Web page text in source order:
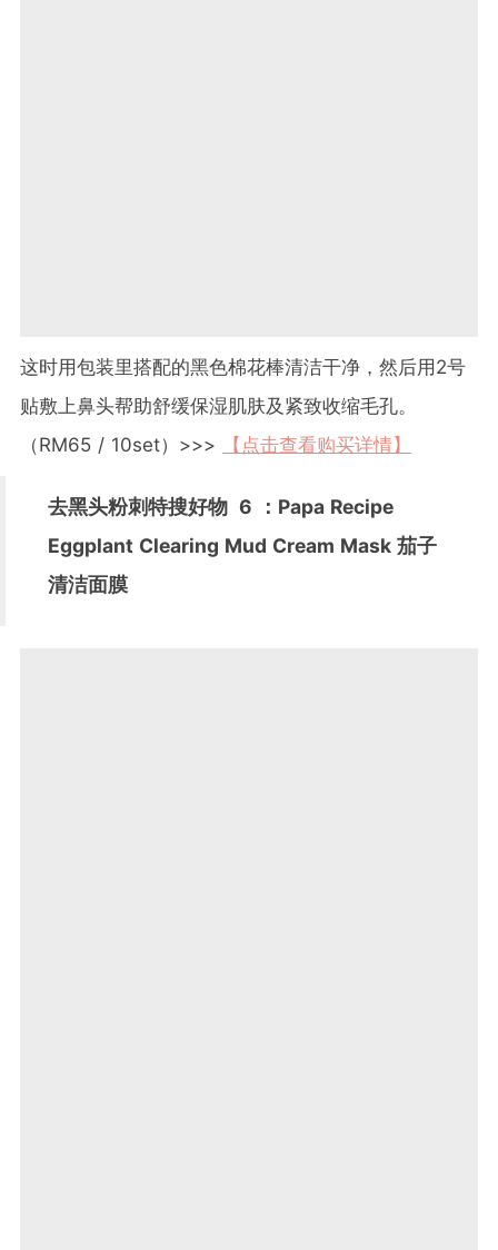
这时用包装里搭配的黑色棉花棒清洁干净，然后用2号
贴敷上鼻头帮助舒缓保湿肌肤及紧致收缩毛孔。
（RM65 / 10set）>>>
【点击查看购买详情】
去黑头粉刺特搜好物 6
：Papa Recipe
Eggplant Clearing Mud Cream Mask 茄子
清洁面膜